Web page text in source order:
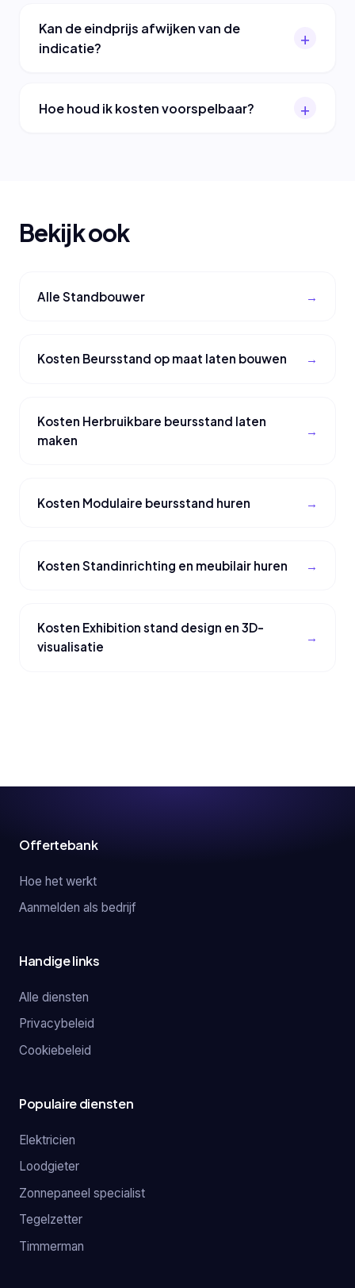
Kan de eindprijs afwijken van de
indicatie?
Hoe houd ik kosten voorspelbaar?
Bekijk ook
Alle Standbouwer
Kosten Beursstand op maat laten bouwen
Kosten Herbruikbare beursstand laten
maken
Kosten Modulaire beursstand huren
Kosten Standinrichting en meubilair huren
Kosten Exhibition stand design en 3D-
visualisatie
Offertebank
Hoe het werkt
Aanmelden als bedrijf
Handige links
Alle diensten
Privacybeleid
Cookiebeleid
Populaire diensten
Elektricien
Loodgieter
Zonnepaneel specialist
Tegelzetter
Timmerman